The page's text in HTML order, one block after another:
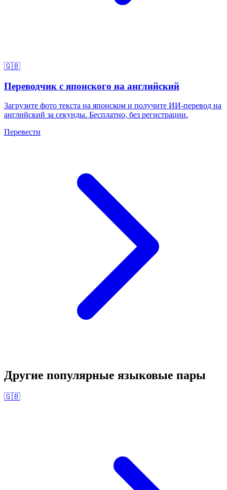
🇬🇧
Переводчик с японского на английский
Загрузите фото текста на японском и получите ИИ-перевод на
английский за секунды. Бесплатно, без регистрации.
Перевести
Другие популярные языковые пары
🇬🇧